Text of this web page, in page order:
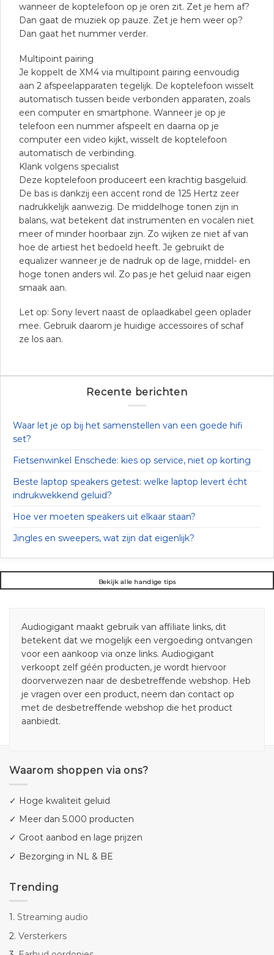
wanneer de koptelefoon op je oren zit. Zet je hem af?
Dan gaat de muziek op pauze. Zet je hem weer op?
Dan gaat het nummer verder.
Multipoint pairing
Je koppelt de XM4 via multipoint pairing eenvoudig
aan 2 afspeelapparaten tegelijk. De koptelefoon wisselt
automatisch tussen beide verbonden apparaten, zoals
een computer en smartphone. Wanneer je op je
telefoon een nummer afspeelt en daarna op je
computer een video kijkt, wisselt de koptelefoon
automatisch de verbinding.
Klank volgens specialist
Deze koptelefoon produceert een krachtig basgeluid.
De bas is dankzij een accent rond de 125 Hertz zeer
nadrukkelijk aanwezig. De middelhoge tonen zijn in
balans, wat betekent dat instrumenten en vocalen niet
meer of minder hoorbaar zijn. Zo wijken ze niet af van
hoe de artiest het bedoeld heeft. Je gebruikt de
equalizer wanneer je de nadruk op de lage, middel- en
hoge tonen anders wil. Zo pas je het geluid naar eigen
smaak aan.
Let op: Sony levert naast de oplaadkabel geen oplader
mee. Gebruik daarom je huidige accessoires of schaf
ze los aan.
Recente berichten
Waar let je op bij het samenstellen van een goede hifi
set?
Fietsenwinkel Enschede: kies op service, niet op korting
Beste laptop speakers getest: welke laptop levert écht
indrukwekkend geluid?
Hoe ver moeten speakers uit elkaar staan?
Jingles en sweepers, wat zijn dat eigenlijk?
Bekijk alle handige tips
Audiogigant maakt gebruik van affiliate links, dit
betekent dat we mogelijk een vergoeding ontvangen
voor een aankoop via onze links. Audiogigant
verkoopt zelf géén producten, je wordt hiervoor
doorverwezen naar de desbetreffende webshop. Heb
je vragen over een product, neem dan contact op
met de desbetreffende webshop die het product
aanbiedt.
Waarom shoppen via ons?
✓ Hoge kwaliteit geluid
✓ Meer dan 5.000 producten
✓ Groot aanbod en lage prijzen
✓ Bezorging in NL & BE
Trending
1. Streaming audio
2. Versterkers